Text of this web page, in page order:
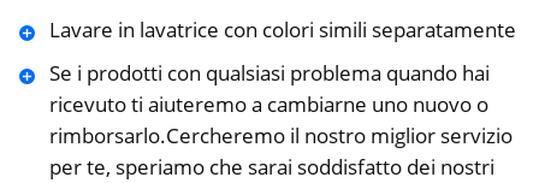
Lavare in lavatrice con colori simili separatamente
Se i prodotti con qualsiasi problema quando hai
ricevuto ti aiuteremo a cambiarne uno nuovo o
rimborsarlo.Cercheremo il nostro miglior servizio
per te, speriamo che sarai soddisfatto dei nostri